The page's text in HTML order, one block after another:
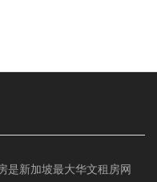
是新加坡最大华文租房网